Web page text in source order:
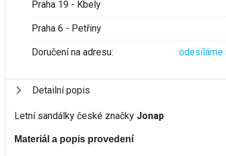
Praha 19 - Kbely
Praha 6 - Petřiny
Doručení na adresu: odesíláme
Detailní popis
Letní sandálky české značky Jonap
Materiál a popis provedení